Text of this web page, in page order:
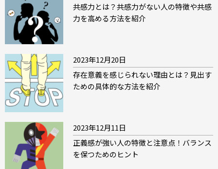
共感力とは？共感力がない人の特徴や共感
力を高める方法を紹介
2023年12月20日
存在意義を感じられない理由とは？見出す
ための具体的な方法を紹介
2023年12月11日
正義感が強い人の特徴と注意点！バランス
を保つためのヒント